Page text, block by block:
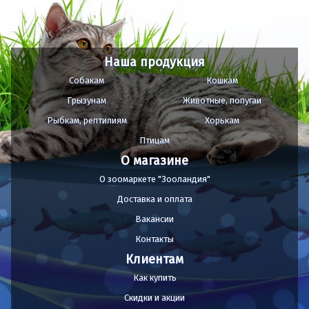
Наша продукция
Собакам
Кошкам
Грызунам
Животные, попугаи
Рыбкам, рептилиям
Хорькам
Птицам
О магазине
О зоомаркете "Зооландия"
Доставка и оплата
Вакансии
Контакты
Клиентам
Как купить
Скидки и акции